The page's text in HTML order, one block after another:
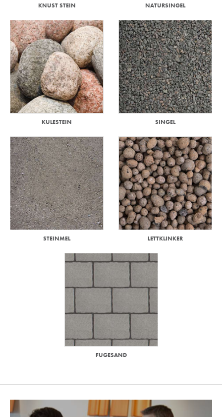
KNUST STEIN NATURSINGEL
KULESTEIN SINGEL
STEINMEL LETTKLINKER
FUGESAND